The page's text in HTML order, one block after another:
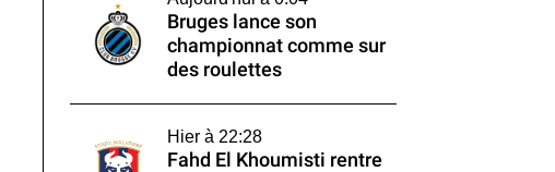
Bruges lance son
championnat comme sur
des roulettes
Hier à 22:28
Fahd El Khoumisti rentre